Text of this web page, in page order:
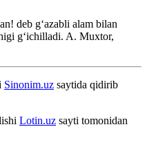
deb gʻazabli alam bilan
gʻichilladi. A. Muxtor,
Sinonim.uz saytida qidirib
Lotin.uz sayti tomonidan